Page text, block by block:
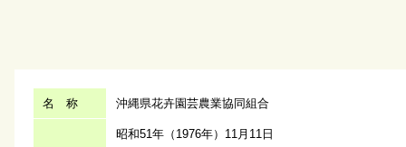
名 称 沖縄県花卉園芸農業協同組合
昭和51年（1976年）11月11日